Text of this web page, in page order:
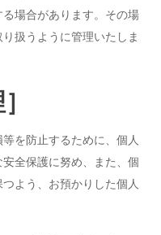
場合があります。その場
扱うように管理いたしま
を防止するために、個人
全保護に努め、また、個
よう、お預かりした個人